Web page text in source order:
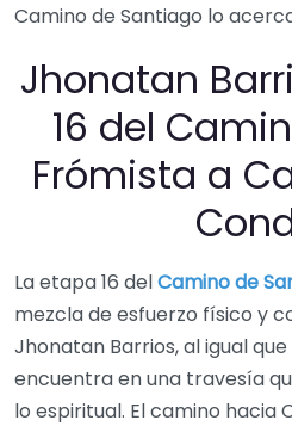
Camino de Santiago lo
Jhonatan
16 del
Frómista a
La etapa 16 delCamino de
mezcla de esfuerzo físico y
Jhonatan Barrios, al igual
encuentra en una travesía
lo espiritual. El camino hacia